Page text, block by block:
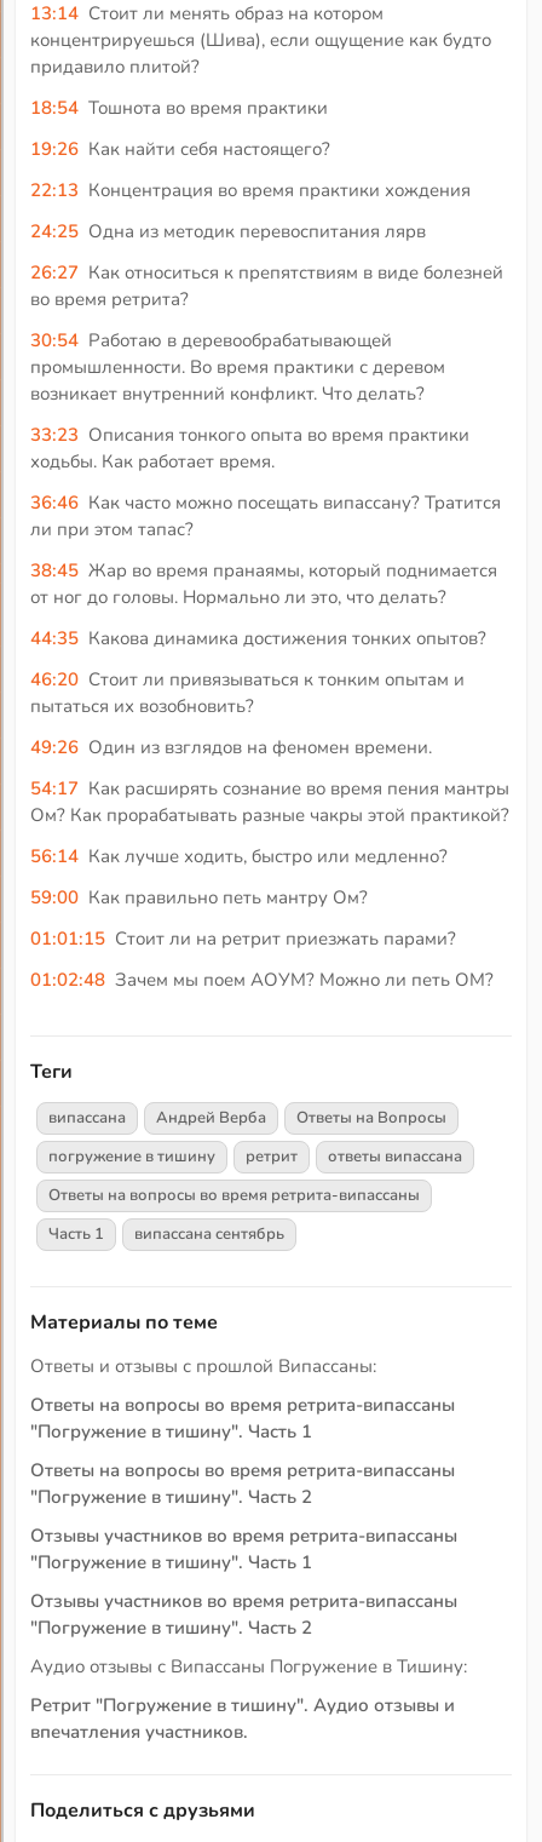
13:14 Стоит ли менять образ на котором
концентрируешься (Шива), если ощущение как будто
придавило плитой?
18:54 Тошнота во время практики
19:26 Как найти себя настоящего?
22:13 Концентрация во время практики хождения
24:25 Одна из методик перевоспитания лярв
26:27 Как относиться к препятствиям в виде болезней
во время ретрита?
30:54 Работаю в деревообрабатывающей
промышленности. Во время практики с деревом
возникает внутренний конфликт. Что делать?
33:23 Описания тонкого опыта во время практики
ходьбы. Как работает время.
36:46 Как часто можно посещать випассану? Тратится
ли при этом тапас?
38:45 Жар во время пранаямы, который поднимается
от ног до головы. Нормально ли это, что делать?
44:35 Какова динамика достижения тонких опытов?
46:20 Стоит ли привязываться к тонким опытам и
пытаться их возобновить?
49:26 Один из взглядов на феномен времени.
54:17 Как расширять сознание во время пения мантры
Ом? Как прорабатывать разные чакры этой практикой?
56:14 Как лучше ходить, быстро или медленно?
59:00 Как правильно петь мантру Ом?
01:01:15 Стоит ли на ретрит приезжать парами?
01:02:48 Зачем мы поем АОУМ? Можно ли петь ОМ?
Теги
випассана Андрей Верба
Ответы на Вопросы
погружение в тишину
ретрит
ответы випассана
Ответы на вопросы во время ретрита-випассаны
Часть 1
випассана сентябрь
Материалы по теме
Ответы и отзывы с прошлой Випассаны:
Ответы на вопросы во время ретрита-випассаны
"Погружение в тишину". Часть 1
Ответы на вопросы во время ретрита-випассаны
"Погружение в тишину". Часть 2
Отзывы участников во время ретрита-випассаны
"Погружение в тишину". Часть 1
Отзывы участников во время ретрита-випассаны
"Погружение в тишину". Часть 2
Аудио отзывы с Випассаны Погружение в Тишину:
Ретрит "Погружение в тишину". Аудио отзывы и
впечатления участников.
Поделиться с друзьями